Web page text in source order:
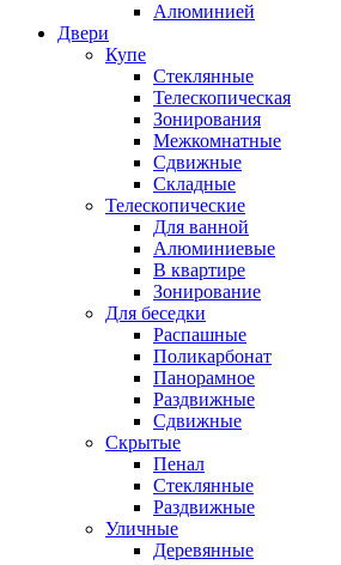
Алюминией
Двери
Купе
Стеклянные
Телескопическая
Зонирования
Межкомнатные
Сдвижные
Складные
Телескопические
Для ванной
Алюминиевые
В квартире
Зонирование
Для беседки
Распашные
Поликарбонат
Панорамное
Раздвижные
Сдвижные
Скрытые
Пенал
Стеклянные
Раздвижные
Уличные
Деревянные